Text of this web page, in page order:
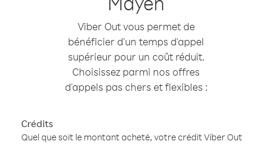
Viber Out vous permet de
bénéficier d'un temps d'appel
supérieur pour un coût réduit.
Choisissez parmi nos offres
d'appels pas chers et flexibles :
Crédits
Quel que soit le montant acheté, votre crédit Viber Out